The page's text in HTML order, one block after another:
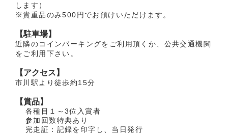
します）
※貴重品のみ500円でお預けいただけます。
【駐車場】
近隣のコインパーキングをご利用頂くか、公共交通機関
をご利用下さい。
【アクセス】
市川駅より徒歩約15分
【賞品】
各種目１～3位入賞者
参加回数特典あり
完走証：記録を印字し、当日発行